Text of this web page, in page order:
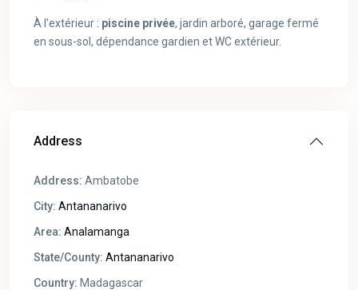
À l’extérieur : piscine privée, jardin arboré, garage fermé
en sous-sol, dépendance gardien et WC extérieur.
Address
Address: Ambatobe
City: Antananarivo
Area: Analamanga
State/County: Antananarivo
Country: Madagascar